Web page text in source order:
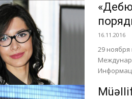
16.11.2016
29